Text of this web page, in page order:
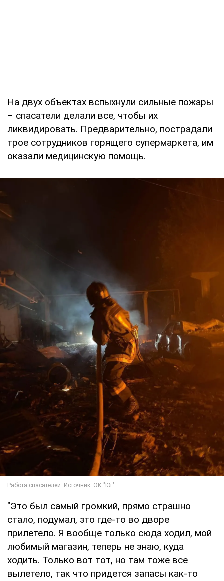
На двух объектах вспыхнули сильные пожары
– спасатели делали все, чтобы их
ликвидировать. Предварительно, пострадали
трое сотрудников горящего супермаркета, им
оказали медицинскую помощь.
"Это был самый громкий, прямо страшно
стало, подумал, это где-то во дворе
прилетело. Я вообще только сюда ходил, мой
любимый магазин, теперь не знаю, куда
ходить. Только вот тот, но там тоже все
вылетело, так что придется запасы как-то